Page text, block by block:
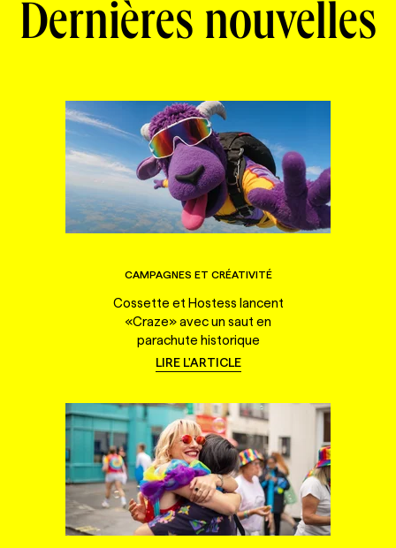
Dernières nouvelles
CAMPAGNES ET CRÉATIVITÉ
Cossette et Hostess lancent
«Craze» avec un saut en
parachute historique
LIRE L'ARTICLE